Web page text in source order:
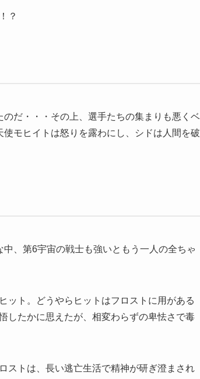
？
だ・・・その上、選手たちの集まりも悪くベ
モヒイトは怒りを露わにし、シドは人間を破
、第6宇宙の戦士も強いともう一人の全ちゃ
ット。どうやらヒットはフロストに用がある
したかに思えたが、相変わらずの卑怯さで毒
ストは、長い逃亡生活で精神が研ぎ澄まされ